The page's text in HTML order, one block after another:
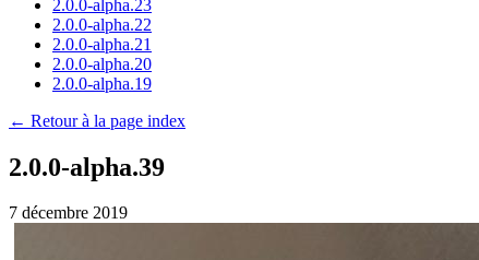
2.0.0-alpha.23
2.0.0-alpha.22
2.0.0-alpha.21
2.0.0-alpha.20
2.0.0-alpha.19
← Retour à la page index
2.0.0-alpha.39
7 décembre 2019